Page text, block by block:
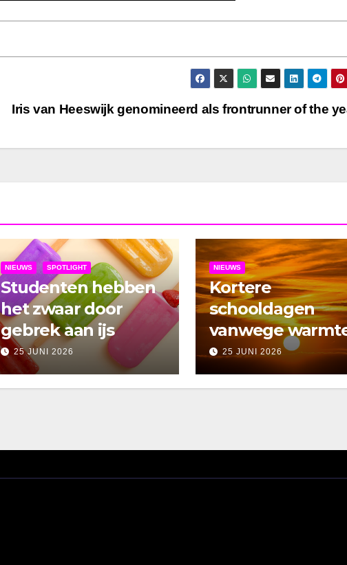
Iris van Heeswijk genomineerd als frontrunner of the
NIEUWS SPOTLIGHT
Studenten hebben
het zwaar door
gebrek aan ijs
25 JUNI 2026
NIEUWS
Kortere
schooldagen
vanwege
25 JUNI 2026